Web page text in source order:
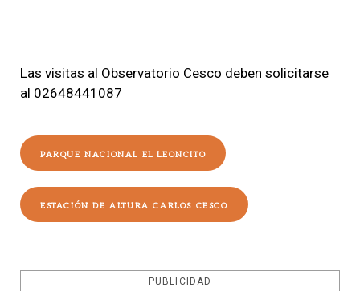
Las visitas al Observatorio Cesco deben solicitarse
al 02648441087
PARQUE NACIONAL EL LEONCITO
ESTACIÓN DE ALTURA CARLOS CESCO
PUBLICIDAD